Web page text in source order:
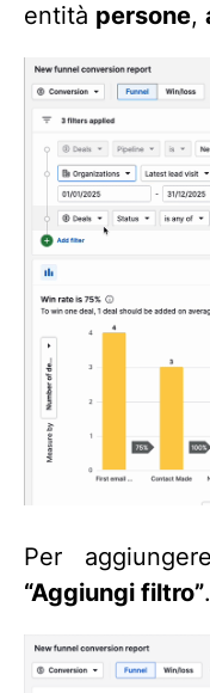
entità persone,
Per
“Aggiungi filtro”.